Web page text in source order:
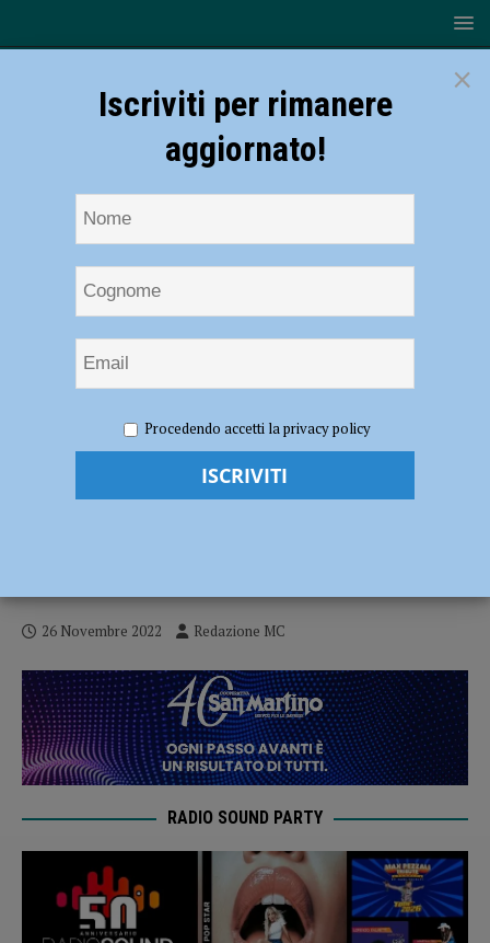
Strenne a Roveleto di Cadeo con i Mercanti di Qualità il 27 novembre –
Festa delle Strenne a Roveleto di Cadeo
26 Novembre 2022 Redazione MC
RADIO SOUND PARTY
×
Iscriviti per rimanere
aggiornato!
Procedendo accetti la privacy policy